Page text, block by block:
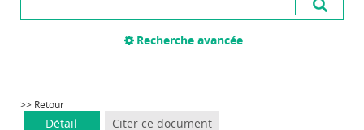
Recherche avancée
>> Retour
Détail Citer ce document